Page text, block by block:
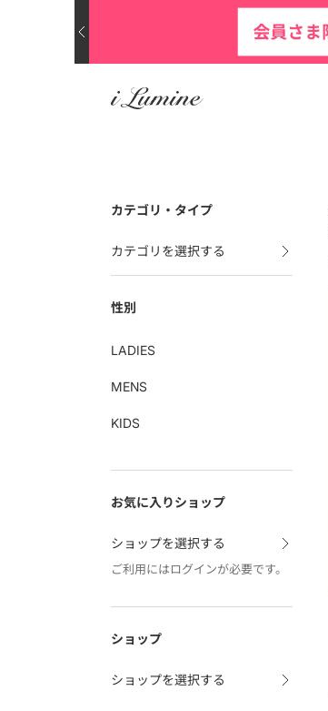
カテゴリ・タイプ
カテゴリを選択する
性別
LADIES
MENS
KIDS
お気に入りショップ
ショップを選択する
ご利用にはログインが必要です。
ショップ
ショップを選択する